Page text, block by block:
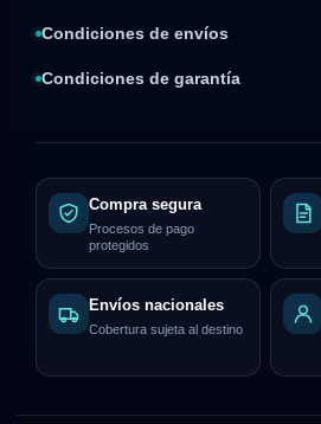
Condiciones de envíos
Condiciones de garantía
Compra segura
Procesos de pago
protegidos
Envíos nacionales
Cobertura sujeta al destino